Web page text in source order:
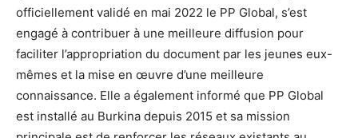
officiellement validé en mai 2022 le PP Global, s’est
engagé à contribuer à une meilleure diffusion pour
faciliter l’appropriation du document par les jeunes eux-
mêmes et la mise en œuvre d’une meilleure
connaissance. Elle a également informé que PP Global
est installé au Burkina depuis 2015 et sa mission